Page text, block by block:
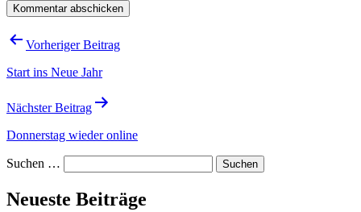
Beitragsnavigation
Vorheriger Beitrag
Start ins Neue Jahr
Nächster Beitrag
Donnerstag wieder online
Suchen …
Neueste Beiträge